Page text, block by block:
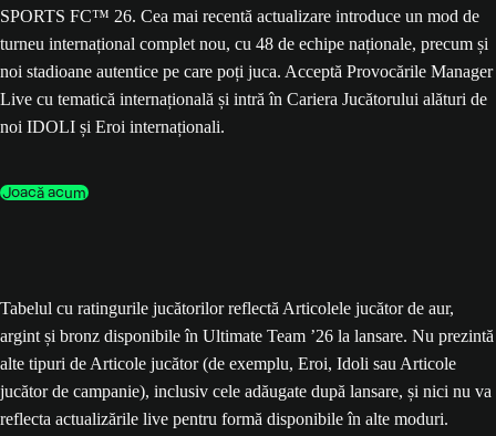
SPORTS FC™ 26. Cea mai recentă actualizare introduce un mod de
turneu internațional complet nou, cu 48 de echipe naționale, precum și
noi stadioane autentice pe care poți juca. Acceptă Provocările Manager
Live cu tematică internațională și intră în Cariera Jucătorului alături de
noi IDOLI și Eroi internaționali.
Joacă acum
Tabelul cu ratingurile jucătorilor reflectă Articolele jucător de aur,
argint și bronz disponibile în Ultimate Team ’26 la lansare. Nu prezintă
alte tipuri de Articole jucător (de exemplu, Eroi, Idoli sau Articole
jucător de campanie), inclusiv cele adăugate după lansare, și nici nu va
reflecta actualizările live pentru formă disponibile în alte moduri.